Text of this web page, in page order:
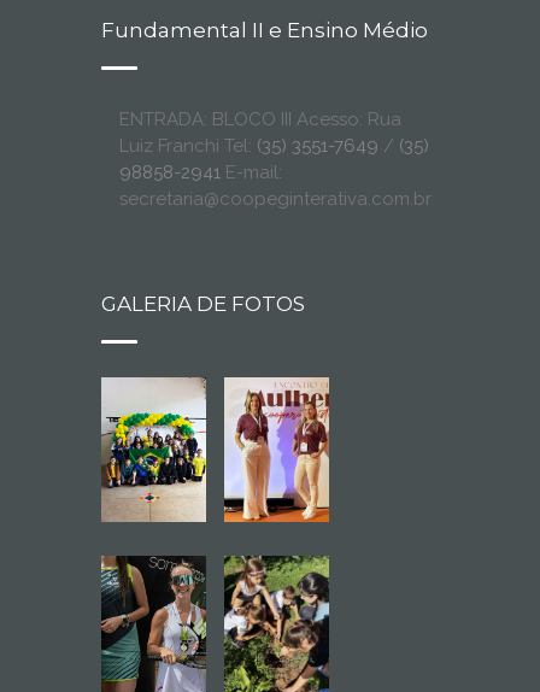
Fundamental II e Ensino Médio
ENTRADA: BLOCO III Acesso: Rua
Luiz Franchi Tel: (35) 3551-7649 / (35)
98858-2941 E-mail:
secretaria@coopeginterativa.com.br
GALERIA DE FOTOS